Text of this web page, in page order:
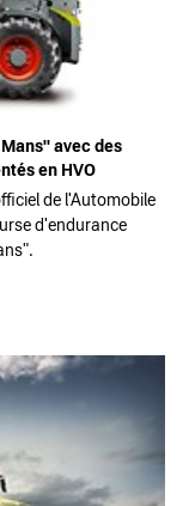
avec des
en HVO
de l'Automobile
d'endurance